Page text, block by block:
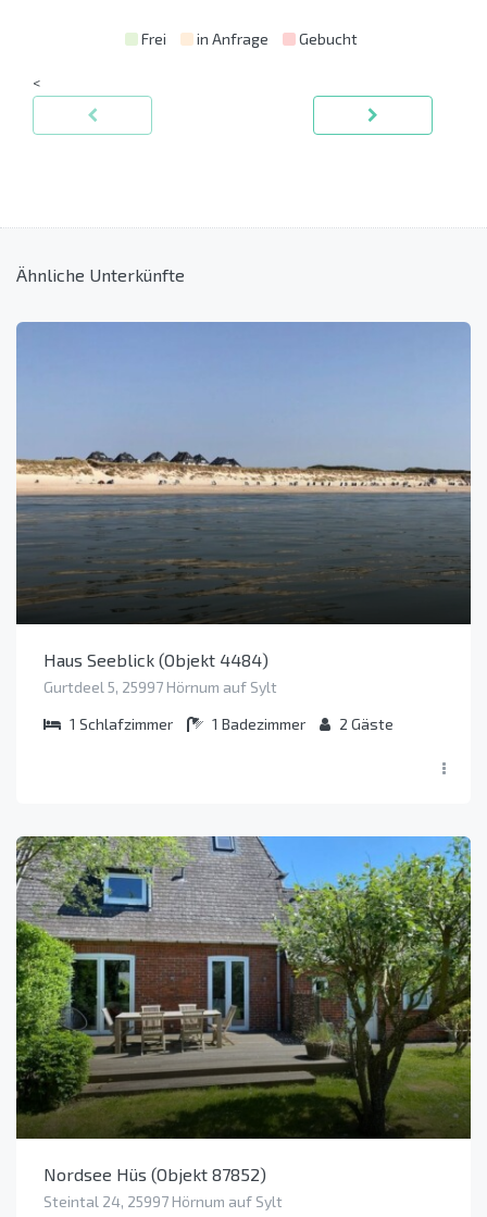
Frei in Anfrage Gebucht
<
Ähnliche Unterkünfte
Haus Seeblick (Objekt 4484)
Gurtdeel 5, 25997 Hörnum auf Sylt
1 Schlafzimmer 1 Badezimmer 2 Gäste
Nordsee Hüs (Objekt 87852)
Steintal 24, 25997 Hörnum auf Sylt